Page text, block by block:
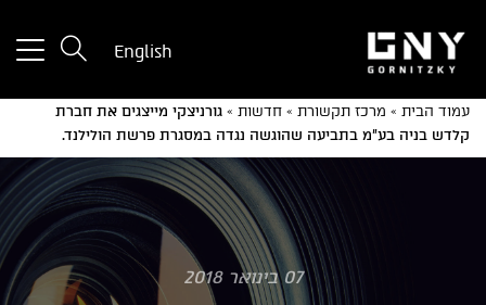
a
English
עמוד הבית » מרכז תקשורת » חדשות » גורניצקי מייצגים את חברת
קלדש בניה בע”מ בתביעה שהוגשה נגדה במסגרת פרשת הולילנד.
07 בינואר 2018